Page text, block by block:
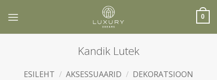
0
Kandik Lutek
ESILEHT / AKSESSUAARID / DEKORATSIOON